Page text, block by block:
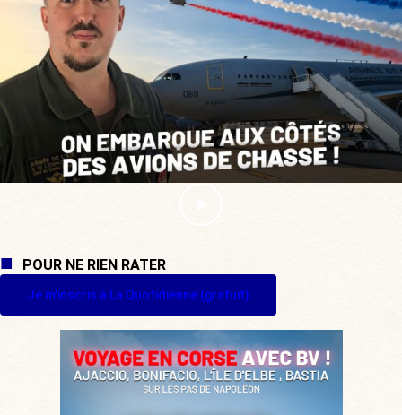
POUR NE RIEN RATER
Je m'inscris à La Quotidienne (gratuit)